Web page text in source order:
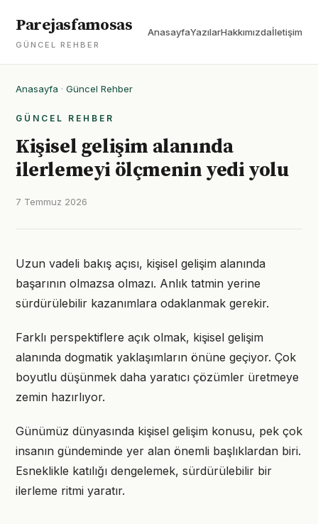
Parejasfamosas
GÜNCEL REHBER
AnasayfaYazılarHakkımızdaİletişim
Anasayfa · Güncel Rehber
GÜNCEL REHBER
Kişisel gelişim alanında
ilerlemeyi ölçmenin yedi yolu
7 Temmuz 2026
Uzun vadeli bakış açısı, kişisel gelişim alanında
başarının olmazsa olmazı. Anlık tatmin yerine
sürdürülebilir kazanımlara odaklanmak gerekir.
Farklı perspektiflere açık olmak, kişisel gelişim
alanında dogmatik yaklaşımların önüne geçiyor. Çok
boyutlu düşünmek daha yaratıcı çözümler üretmeye
zemin hazırlıyor.
Günümüz dünyasında kişisel gelişim konusu, pek çok
insanın gündeminde yer alan önemli başlıklardan biri.
Esneklikle katılığı dengelemek, sürdürülebilir bir
ilerleme ritmi yaratır.